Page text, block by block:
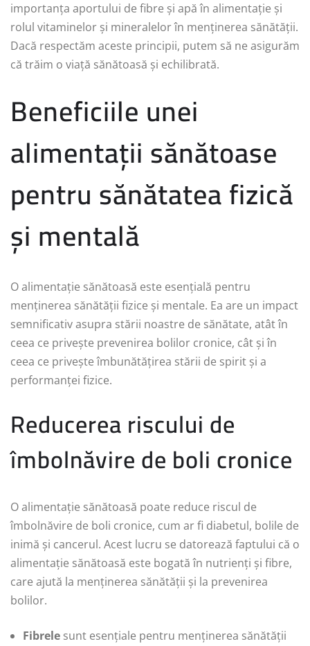
importanța aportului de fibre și apă în alimentație și
rolul vitaminelor și mineralelor în menținerea sănătății.
Dacă respectăm aceste principii, putem să ne asigurăm
că trăim o viață sănătoasă și echilibrată.
Beneficiile unei
alimentații sănătoase
pentru sănătatea fizică
și mentală
O alimentație sănătoasă este esențială pentru
menținerea sănătății fizice și mentale. Ea are un impact
semnificativ asupra stării noastre de sănătate, atât în
ceea ce privește prevenirea bolilor cronice, cât și în
ceea ce privește îmbunătățirea stării de spirit și a
performanței fizice.
Reducerea riscului de
îmbolnăvire de boli cronice
O alimentație sănătoasă poate reduce riscul de
îmbolnăvire de boli cronice, cum ar fi diabetul, bolile de
inimă și cancerul. Acest lucru se datorează faptului că o
alimentație sănătoasă este bogată în nutrienți și fibre,
care ajută la menținerea sănătății și la prevenirea
bolilor.
Fibrele sunt esențiale pentru menținerea sănătății